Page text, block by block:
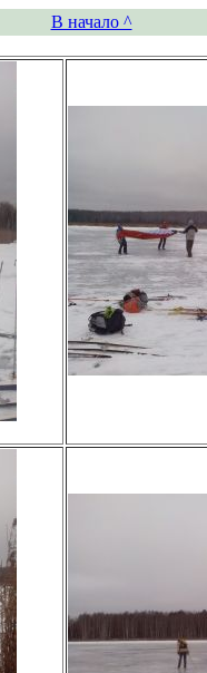
В начало ^